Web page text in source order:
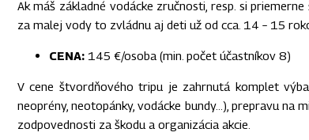
Ak máš základné vodácke zručnosti, resp. si
za malej vody to zvládnu aj deti už od cca. 14 – 15
CENA:145 €/osoba (min. počet účastníkov 8)
V cene štvordňového tripu je zahrnutá komplet
neoprény, neotopánky, vodácke bundy…), prepravu na
zodpovednosti za škodu a organizácia akcie.